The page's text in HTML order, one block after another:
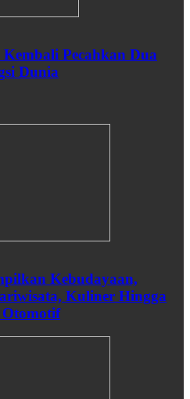
Pecahkan Dua
Dunia
Kebudayaan,
Kuliner Hingga
Otomotif